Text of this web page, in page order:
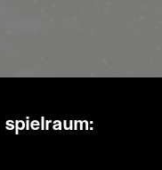
spielraum: